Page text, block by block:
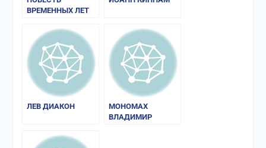
ВРЕМЕННЫХ ЛЕТ
ЛЕВ ДИАКОН
МОНОМАХ
ВЛАДИМИР